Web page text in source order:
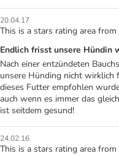
20.04.17
This is a stars rating area
Endlich frisst unsere Hündin
Nach einer entzündeten
unsere Hünding nicht wirklich
dieses Futter empfohlen
auch wenn es immer das
ist seitdem gesund!
24.02.16
This is a stars rating area